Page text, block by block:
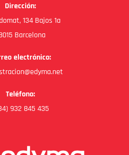
Dirección:
134 Bajos 1a
Barcelona
electrónico:
Teléfono:
932 845 435